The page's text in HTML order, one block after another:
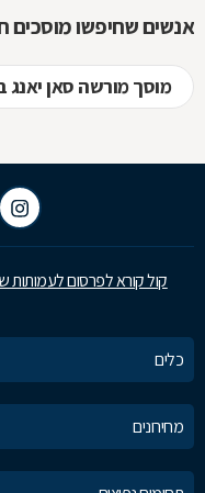
אנשים שחיפשו מוסכים
מוסך מורשה סאן יאנג
קול קורא לפרסום לעמותות
כלים
מחירונים